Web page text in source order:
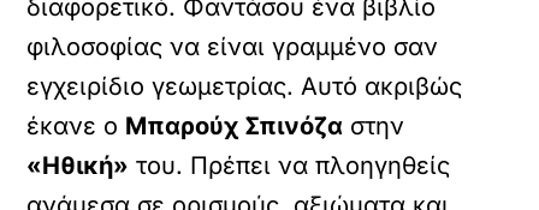
διαφορετικό. Φαντάσου ένα βιβλίο
φιλοσοφίας να είναι γραμμένο σαν
εγχειρίδιο γεωμετρίας. Αυτό ακριβώς
έκανε ο Μπαρούχ Σπινόζα στην
«Ηθική» του. Πρέπει να πλοηγηθείς